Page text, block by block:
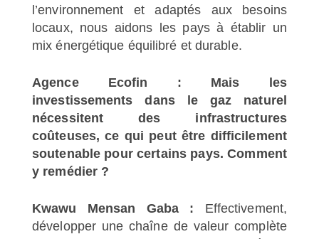
l’environnement et adaptés aux besoins
locaux, nous aidons les pays à établir un
mix énergétique équilibré et durable.
Agence Ecofin : Mais les
investissements dans le gaz naturel
nécessitent des infrastructures
coûteuses, ce qui peut être difficilement
soutenable pour certains pays. Comment
y remédier ?
Kwawu Mensan Gaba : Effectivement,
développer une chaîne de valeur complète